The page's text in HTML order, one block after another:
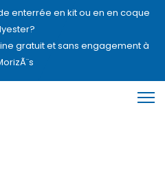
enterrée en kit ou en en coque
gratuit et sans engagement à